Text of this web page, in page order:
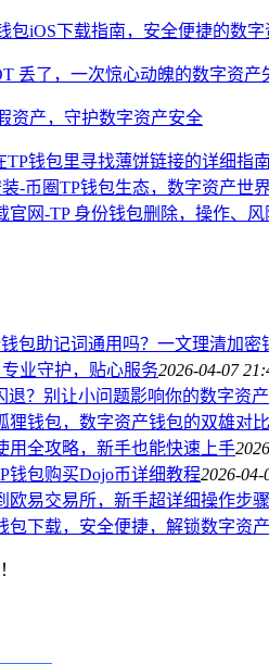
包iOS下载指南，安全便捷的数
丢了，一次惊心动魄的数字资产
资产，守护数字资产安全
TP钱包里寻找薄饼链接的详细指南
-币圈TP钱包生态，数字资产世
官网-TP 身份钱包删除，操作、
钱包助记词通用吗？一文理清加
业守护，贴心服务2026-04-07
退？别让小问题影响你的数字资
狸钱包，数字资产钱包的双雄对
用全攻略，新手也能快速上手
钱包购买Dojo币详细教程2026-04-
欧易交易所，新手超详细操作步
包下载，安全便捷，解锁数字资